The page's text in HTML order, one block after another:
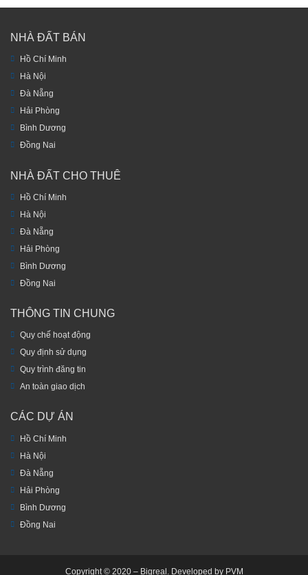
NHÀ ĐẤT BÁN
Hồ Chí Minh
Hà Nội
Đà Nẵng
Hải Phòng
Bình Dương
Đồng Nai
NHÀ ĐẤT CHO THUÊ
Hồ Chí Minh
Hà Nội
Đà Nẵng
Hải Phòng
Bình Dương
Đồng Nai
THÔNG TIN CHUNG
Quy chế hoạt động
Quy định sử dụng
Quy trình đăng tin
An toàn giao dịch
CÁC DỰ ÁN
Hồ Chí Minh
Hà Nội
Đà Nẵng
Hải Phòng
Bình Dương
Đồng Nai
Copyright © 2020 – Bigreal. Developed by PVM